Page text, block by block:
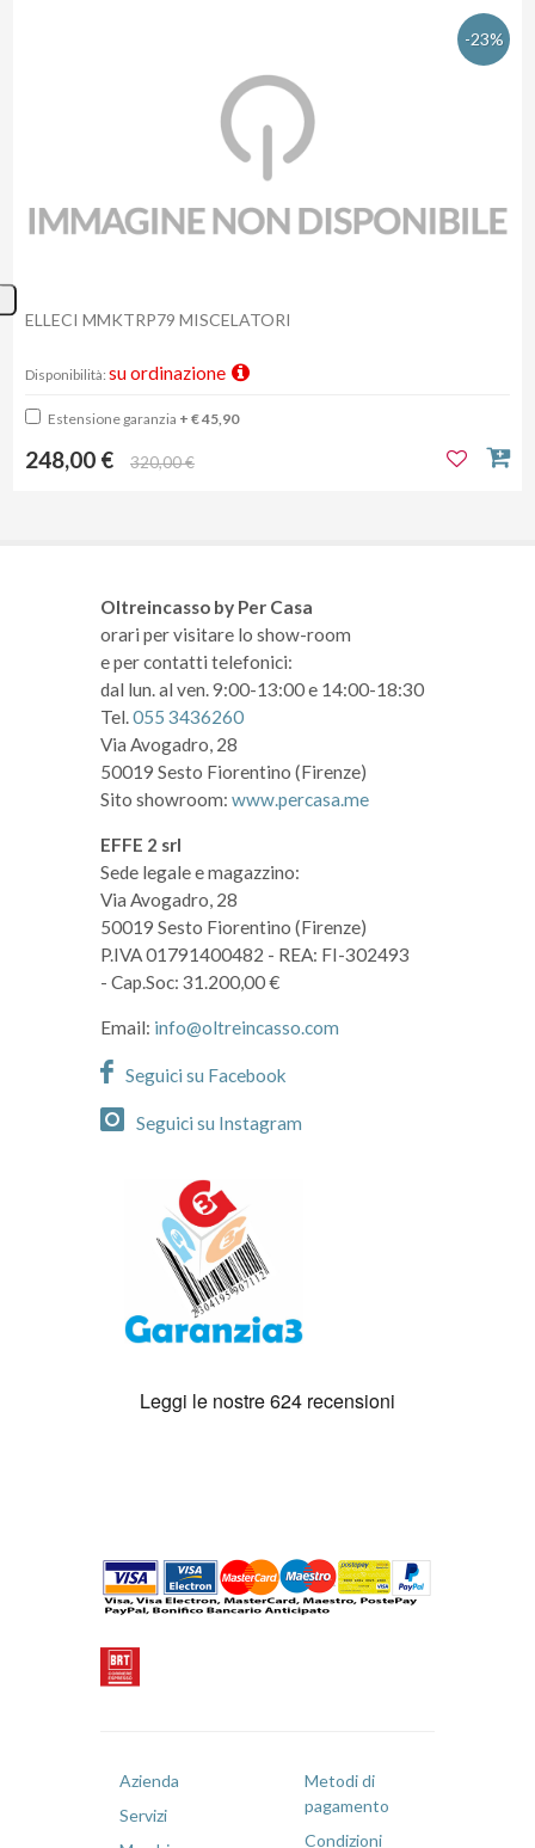
-23%
ELLECI MMKTRP79 MISCELATORI
Disponibilità: su ordinazione
Estensione garanzia + € 45,90
248,00 € 320,00 €
Oltreincasso by Per Casa
orari per visitare lo show-room
e per contatti telefonici:
dal lun. al ven. 9:00-13:00 e 14:00-18:30
Tel.055 3436260
Via Avogadro, 28
50019 Sesto Fiorentino (Firenze)
Sito showroom: www.percasa.me
EFFE 2 srl
Sede legale e magazzino:
Via Avogadro, 28
50019 Sesto Fiorentino (Firenze)
P.IVA 01791400482 - REA: FI-302493
- Cap.Soc: 31.200,00 €
Email: info@oltreincasso.com
Seguici su Facebook
Seguici su Instagram
Azienda
Servizi
Metodi di
pagamento
Condizioni